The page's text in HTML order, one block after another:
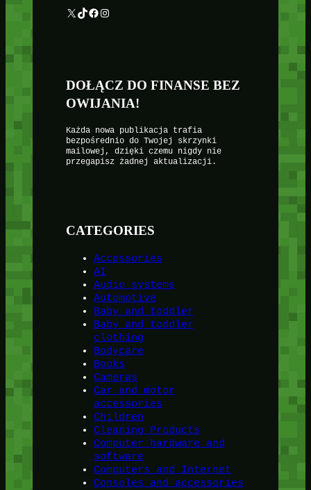
X TikTok Facebook Instagram
DOŁĄCZ DO FINANSE BEZ
OWIJANIA!
Każda nowa publikacja trafia
bezpośrednio do Twojej skrzynki
mailowej, dzięki czemu nigdy nie
przegapisz żadnej aktualizacji.
CATEGORIES
Accessories
AI
Audio systems
Automotive
Baby and toddler
Baby and toddler
clothing
Bodycare
Books
Cameras
Car and motor
accessories
Children
Cleaning Products
Computer hardware and
software
Computers and Internet
Consoles and accessories